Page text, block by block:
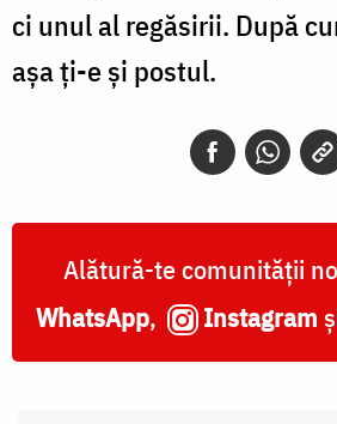
ci unul al regăsirii. După
aşa ţi-e şi postul.
Alătură-te comunității
WhatsApp, Instagram